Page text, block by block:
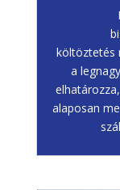
költöztetés
a
alaposan